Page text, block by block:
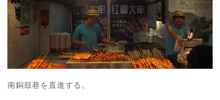
南銅鼓巷を直進する。